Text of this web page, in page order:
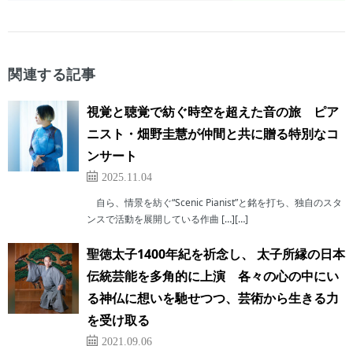
関連する記事
視覚と聴覚で紡ぐ時空を超えた音の旅 ピア
ニスト・畑野圭慧が仲間と共に贈る特別なコ
ンサート
2025.11.04
自ら、情景を紡ぐ“Scenic Pianist”と銘を打ち、独自のスタ
ンスで活動を展開している作曲 […][…]
聖徳太子1400年紀を祈念し、 太子所縁の日本
伝統芸能を多角的に上演 各々の心の中にい
る神仏に想いを馳せつつ、芸術から生きる力
を受け取る
2021.09.06